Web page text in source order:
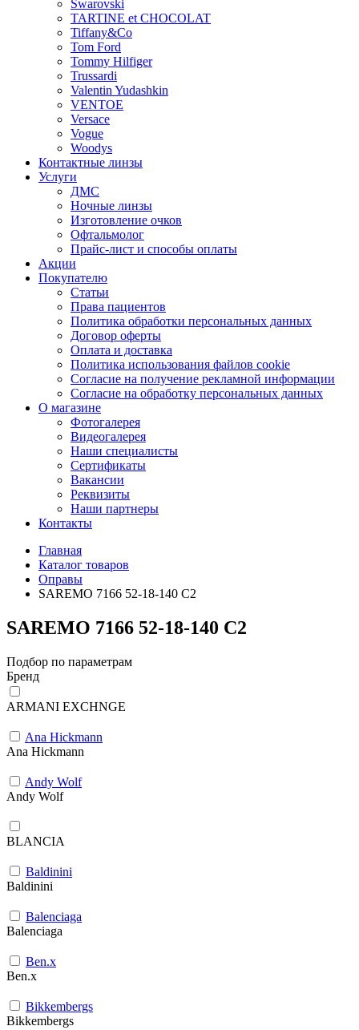
Swarovski
TARTINE et CHOCOLAT
Tiffany&Co
Tom Ford
Tommy Hilfiger
Trussardi
Valentin Yudashkin
VENTOE
Versace
Vogue
Woodys
Контактные линзы
Услуги
ДМС
Ночные линзы
Изготовление очков
Офтальмолог
Прайс-лист и способы оплаты
Акции
Покупателю
Статьи
Права пациентов
Политика обработки персональных данных
Договор оферты
Оплата и доставка
Политика использования файлов cookie
Согласие на получение рекламной информации
Согласие на обработку персональных данных
О магазине
Фотогалерея
Видеогалерея
Наши специалисты
Сертификаты
Вакансии
Реквизиты
Наши партнеры
Контакты
Главная
Каталог товаров
Оправы
SAREMO 7166 52-18-140 C2
SAREMO 7166 52-18-140 C2
Подбор по параметрам
Бренд
ARMANI EXCHNGE
Ana Hickmann
Ana Hickmann
Andy Wolf
Andy Wolf
BLANCIA
Baldinini
Baldinini
Balenciaga
Balenciaga
Ben.x
Ben.x
Bikkembergs
Bikkembergs